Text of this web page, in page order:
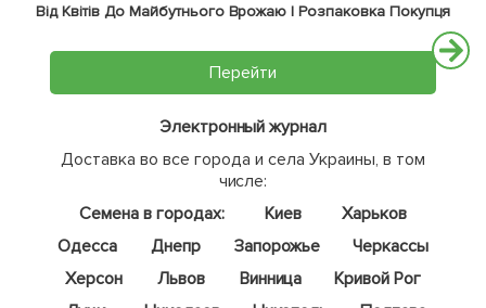
Від Квітів До Майбутнього Врожаю | Розпаковка Покупця
Перейти
Электронный журнал
Доставка во все города и села Украины, в том
числе:
Семена в городах:
Киев
Харьков
Одесса
Днепр Запорожье
Черкассы
Херсон
Львов Винница
Кривой Рог